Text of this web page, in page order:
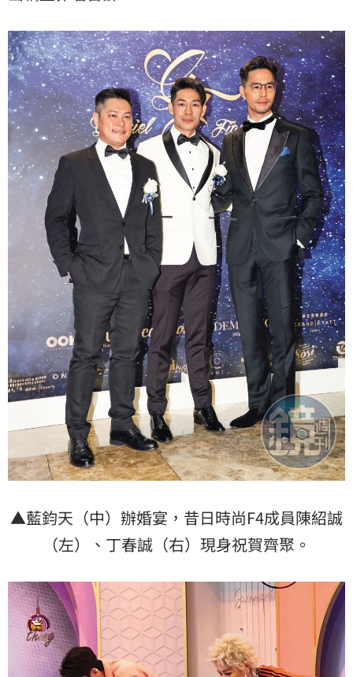
▲藍鈞天（中）辦婚宴，昔日時尚F4成員陳紹誠
（左）、丁春誠（右）現身祝賀齊聚。